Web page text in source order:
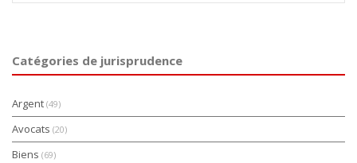
Catégories de jurisprudence
Argent (49)
Avocats (20)
Biens (69)